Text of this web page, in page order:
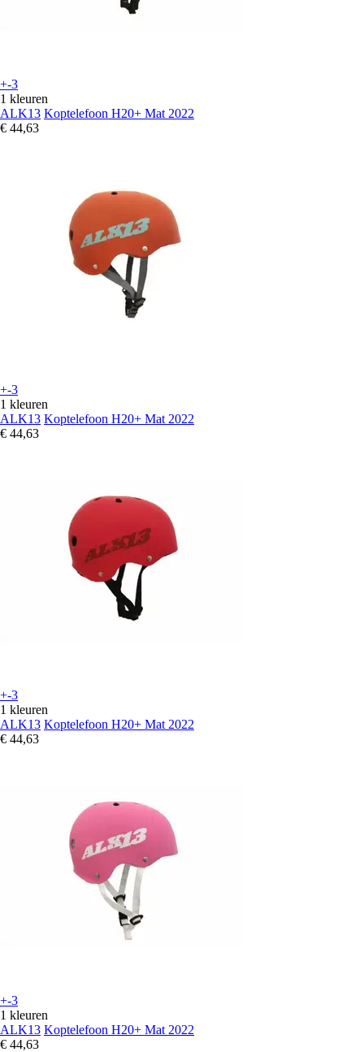
+-3
1 kleuren
ALK13 Koptelefoon H20+ Mat 2022
€ 44,63
+-3
1 kleuren
ALK13 Koptelefoon H20+ Mat 2022
€ 44,63
+-3
1 kleuren
ALK13 Koptelefoon H20+ Mat 2022
€ 44,63
+-3
1 kleuren
ALK13 Koptelefoon H20+ Mat 2022
€ 44,63